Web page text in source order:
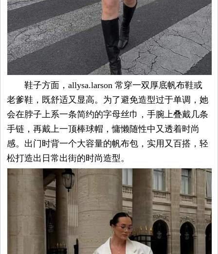
鞋子方面，allysa.larson 常穿一双厚底帆布鞋或
老爹鞋，既舒适又显高。为了避免造型过于单调，她
会在脖子上系一条简约的字母丝巾，手腕上叠戴几条
手链，再戴上一顶棒球帽，慵懒随性中又透着时尚
感。出门时背一个大容量的帆布包，实用又百搭，轻
松打造出日常出街的时尚造型。